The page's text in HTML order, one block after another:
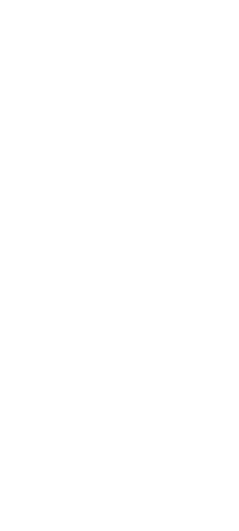
ellos conocían mi relación
de los edificios de los
por culpa de mi grito.